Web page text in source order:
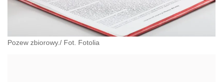
Pozew zbiorowy./ Fot. Fotolia